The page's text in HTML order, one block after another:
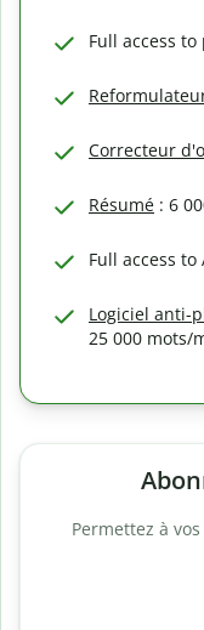
Full access
Correcteur
Résumé : 6
Full access to
Logiciel anti-
25 000 mots/
Permettez à